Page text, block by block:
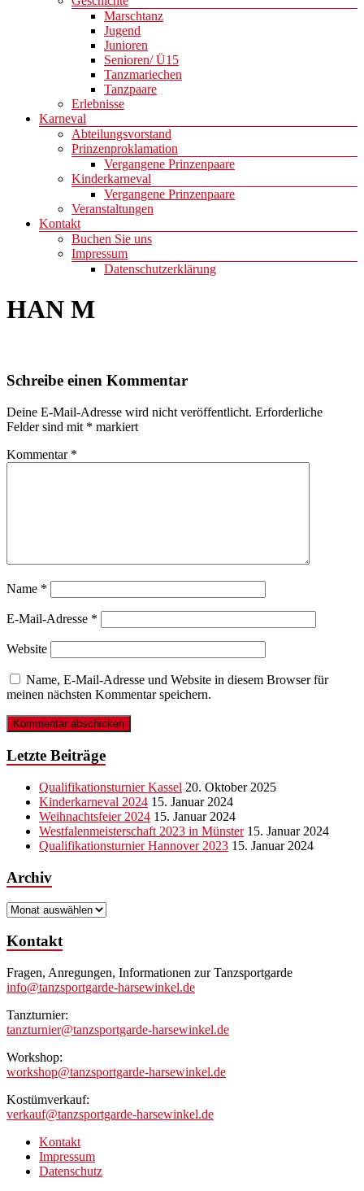
Marschtanz
Jugend
Junioren
Senioren/ Ü15
Tanzmariechen
Tanzpaare
Erlebnisse
Karneval
Abteilungsvorstand
Prinzenproklamation
Vergangene Prinzenpaare
Kinderkarneval
Vergangene Prinzenpaare
Veranstaltungen
Kontakt
Buchen Sie uns
Impressum
Datenschutzerklärung
HAN M
Schreibe einen Kommentar
Deine E-Mail-Adresse wird nicht veröffentlicht. Erforderliche
Felder sind mit * markiert
Kommentar *
Name *
E-Mail-Adresse *
Website
Name, E-Mail-Adresse und Website in diesem Browser für
meinen nächsten Kommentar speichern.
Letzte Beiträge
Qualifikationsturnier Kassel 20. Oktober 2025
Kinderkarneval 2024 15. Januar 2024
Weihnachtsfeier 2024 15. Januar 2024
Westfalenmeisterschaft 2023 in Münster 15. Januar 2024
Qualifikationsturnier Hannover 2023 15. Januar 2024
Archiv
Archiv
Kontakt
Fragen, Anregungen, Informationen zur Tanzsportgarde
info@tanzsportgarde-harsewinkel.de
Tanzturnier:
tanzturnier@tanzsportgarde-harsewinkel.de
Workshop:
workshop@tanzsportgarde-harsewinkel.de
Kostümverkauf:
verkauf@tanzsportgarde-harsewinkel.de
Kontakt
Impressum
Datenschutz